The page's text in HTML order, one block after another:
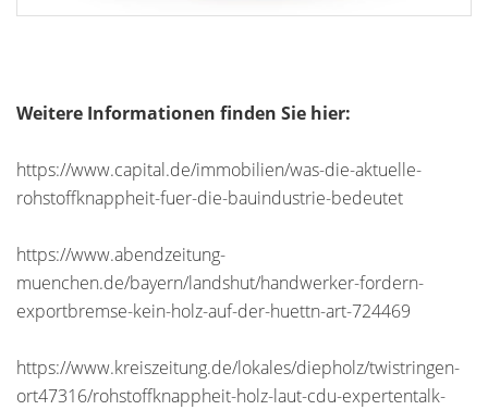
Weitere Informationen finden Sie hier:
https://www.capital.de/immobilien/was-die-aktuelle-
rohstoffknappheit-fuer-die-bauindustrie-bedeutet
https://www.abendzeitung-
muenchen.de/bayern/landshut/handwerker-fordern-
exportbremse-kein-holz-auf-der-huettn-art-724469
https://www.kreiszeitung.de/lokales/diepholz/twistringen-
ort47316/rohstoffknappheit-holz-laut-cdu-expertentalk-